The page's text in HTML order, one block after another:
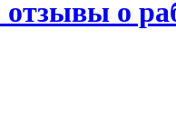
отзывы о